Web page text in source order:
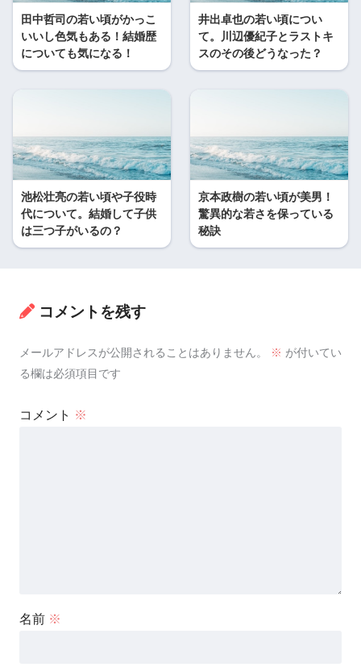
田中哲司の若い頃がかっこ
いいし色気もある！結婚歴
についても気になる！
井出卓也の若い頃につい
て。川辺優紀子とラストキ
スのその後どうなった？
池松壮亮の若い頃や子役時
代について。結婚して子供
は三つ子がいるの？
京本政樹の若い頃が美男！
驚異的な若さを保っている
秘訣
コメントを残す
メールアドレスが公開されることはありません。 ※ が付いてい
る欄は必須項目です
コメント ※
名前 ※